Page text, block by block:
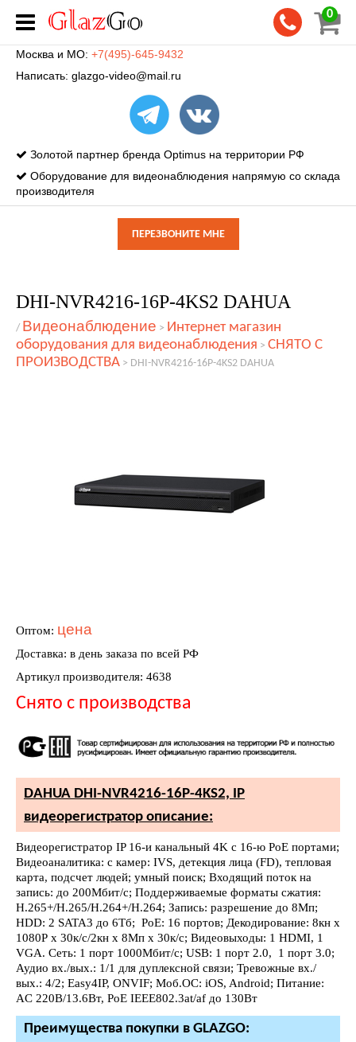
0
Москва и МО: +7(495)-645-9432
Написать: glazgo-video@mail.ru
Золотой партнер бренда Optimus на территории РФ
Оборудование для видеонаблюдения напрямую со склада
производителя
ПЕРЕЗВОНИТЕ МНЕ
DHI-NVR4216-16P-4KS2 DAHUA
/ Видеонаблюдение > Интернет магазин
оборудования для видеонаблюдения > СНЯТО С
ПРОИЗВОДСТВА > DHI-NVR4216-16P-4KS2 DAHUA
Оптом: цена
Доставка: в день заказа по всей РФ
Артикул производителя: 4638
Снято с производства
DAHUA DHI-NVR4216-16P-4KS2, IP
видеорегистратор описание:
Видеорегистратор IP 16-и канальный 4K с 16-ю PoE портами;
Видеоаналитика: с камер: IVS, детекция лица (FD), тепловая
карта, подсчет людей; умный поиск; Входящий поток на
запись: до 200Мбит/с; Поддерживаемые форматы сжатия:
Н.265+/H.265/H.264+/H.264; Запись: разрешение до 8Мп;
HDD: 2 SATA3 до 6Тб; PoE: 16 портов; Декодирование: 8кн х
1080Р х 30к/с/2кн х 8Мп х 30к/с; Видеовыходы: 1 HDMI, 1
VGA. Сеть: 1 порт 1000Мбит/с; USB: 1 порт 2.0, 1 порт 3.0;
Аудио вх./вых.: 1/1 для дуплексной связи; Тревожные вх./
вых.: 4/2; Easy4IP, ONVIF; Моб.ОС: iOS, Android; Питание:
AC 220В/13.6Вт, PoE IEEE802.3at/af до 130Вт
Преимущества покупки в GLAZGO: